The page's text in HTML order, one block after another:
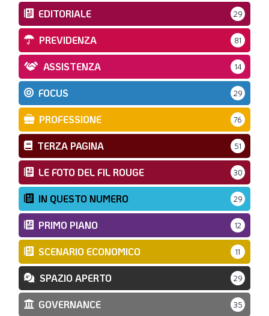
EDITORIALE 29
PREVIDENZA 81
ASSISTENZA 14
FOCUS 29
PROFESSIONE 76
TERZA PAGINA 51
LE FOTO DEL FIL ROUGE 30
IN QUESTO NUMERO 29
PRIMO PIANO 12
SCENARIO ECONOMICO 11
SPAZIO APERTO 29
GOVERNANCE 35